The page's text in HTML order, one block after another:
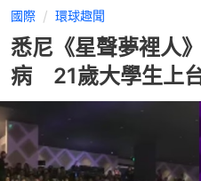
國際 環球趣聞
悉尼《星聲夢裡人
病 21歲大學生上